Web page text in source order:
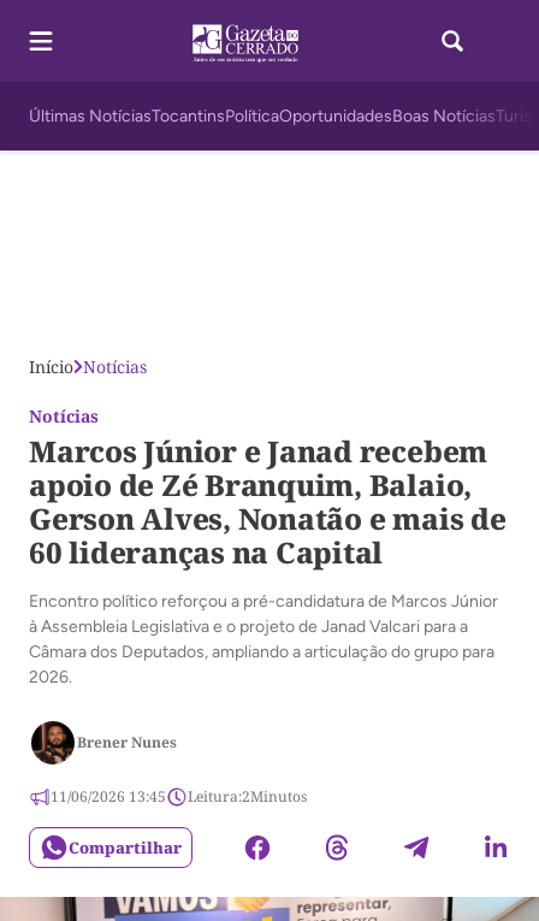
Últimas NotíciasTocantinsPolíticaOportunidadesBoas Notícias
Início Notícias
Notícias
Marcos Júnior e Janad recebem
apoio de Zé Branquim, Balaio,
Gerson Alves, Nonatão e mais de
60 lideranças na Capital
Encontro político reforçou a pré-candidatura de Marcos Júnior
à Assembleia Legislativa e o projeto de Janad Valcari para a
Câmara dos Deputados, ampliando a articulação do grupo para
2026.
Brener Nunes
11/06/2026 13:45 Leitura:2Minutos
Compartilhar